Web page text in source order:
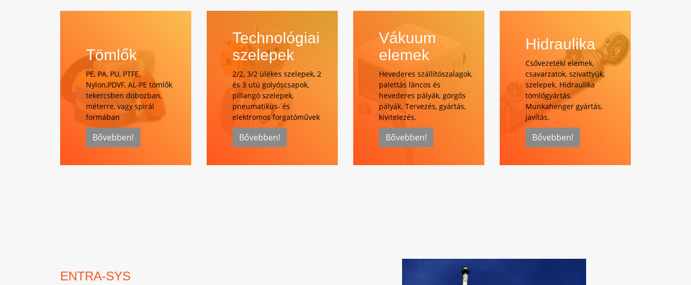
Tömlők
PE, PA, PU, PTFE,
Nylon,PDVF, AL-PE tömlők
tekercsben dobozban,
méterre, vagy spirál
formában
Bővebben!
Technológiai
szelepek
2/2, 3/2 ülékes szelepek, 2
és 3 utú golyóscsapok,
pillangó szelepek,
pneumatikus- és
elektromos forgatóművek
Bővebben!
Vákuum
elemek
Hevederes szállítószalagok,
palettás láncos és
hevederes pályák, görgős
pályák. Tervezés, gyártás,
kivitelezés.
Bővebben!
Hidraulika
Csővezetéki elemek,
csavarzatok, szivattyúk,
szelepek. Hidraulika
tömlőgyártás.
Munkahenger gyártás,
javítás.
Bővebben!
ENTRA-SYS